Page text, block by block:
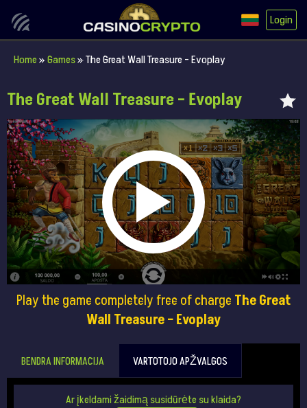
Login
Home»Games»The Great Wall Treasure – Evoplay
The Great Wall Treasure – Evoplay
Play the game completely free of charge The Great
Wall Treasure – Evoplay
BENDRA INFORMACIJA VARTOTOJO APŽVALGOS
Ar įkeldami žaidimą susidūrėte su klaida?